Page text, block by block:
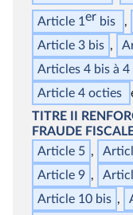
Article 1 er bis
Article 3 bis
Articles 4 bis à 4
Article 4 octies
TITRE II
FRAUDE
Article 5
Article 9
Article 10 bis